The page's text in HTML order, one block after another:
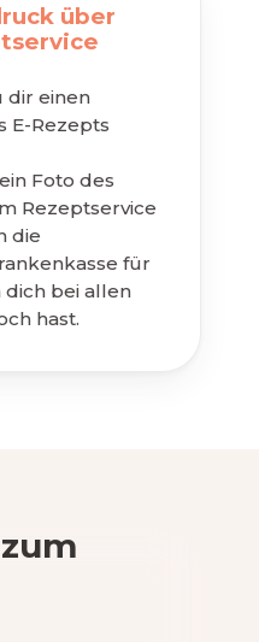
über
dir einen
E-Rezepts
Foto des
Rezeptservice
die
für
bei allen
hast.